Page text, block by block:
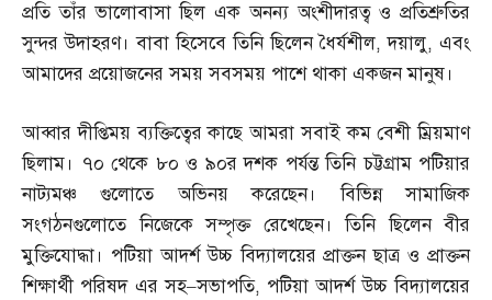
প্রতি তাঁর ভালোবাসা ছিল এক অনন্য অংশীদারত্ব ও প্রতিশ্রুতির
সুন্দর উদাহরণ। বাবা হিসেবে তিনি ছিলেন ধৈর্যশীল,দয়ালু, এবং
আমাদের প্রয়োজনের সময় সবসময় পাশে থাকা একজন মানুষ।
আব্বার দীপ্তিময় ব্যক্তিত্বের কাছে আমরা সবাই কম বেশী ম্রিয়মাণ
ছিলাম। ৭০ থেকে ৮০ ও ৯০র দশক পর্যন্ত তিনি চট্টগ্রাম পটিয়ার
নাট্যমঞ্চ গুলোতে অভিনয় করেছেন। বিভিন্ন সামাজিক
সংগঠনগুলোতে নিজেকে সম্পৃক্ত রেখেছেন। তিনি ছিলেন বীর
মুক্তিযোদ্ধা। পটিয়া আদর্শ উচ্চ বিদ্যালয়ের প্রাক্তন ছাত্র ও প্রাক্তন
শিক্ষার্থী পরিষদ এর সহ–সভাপতি, পটিয়া আদর্শ উচ্চ বিদ্যালয়ের